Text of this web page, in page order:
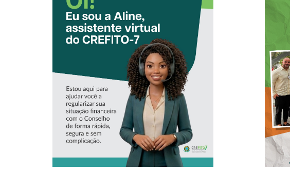
CONHEÇA A
‘ALINE’,
ASSISTENTE
VIRTUAL DO
CREFITO-7